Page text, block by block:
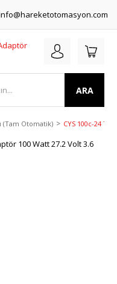
ARA
(Tam Otomatik) CYS 100c-24